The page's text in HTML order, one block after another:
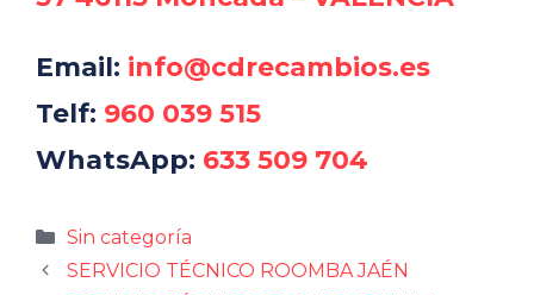
Email: info@cdrecambios.es
Telf: 960 039 515
WhatsApp: 633 509 704
Categorías
Sin categoría
SERVICIO TÉCNICO ROOMBA JAÉN